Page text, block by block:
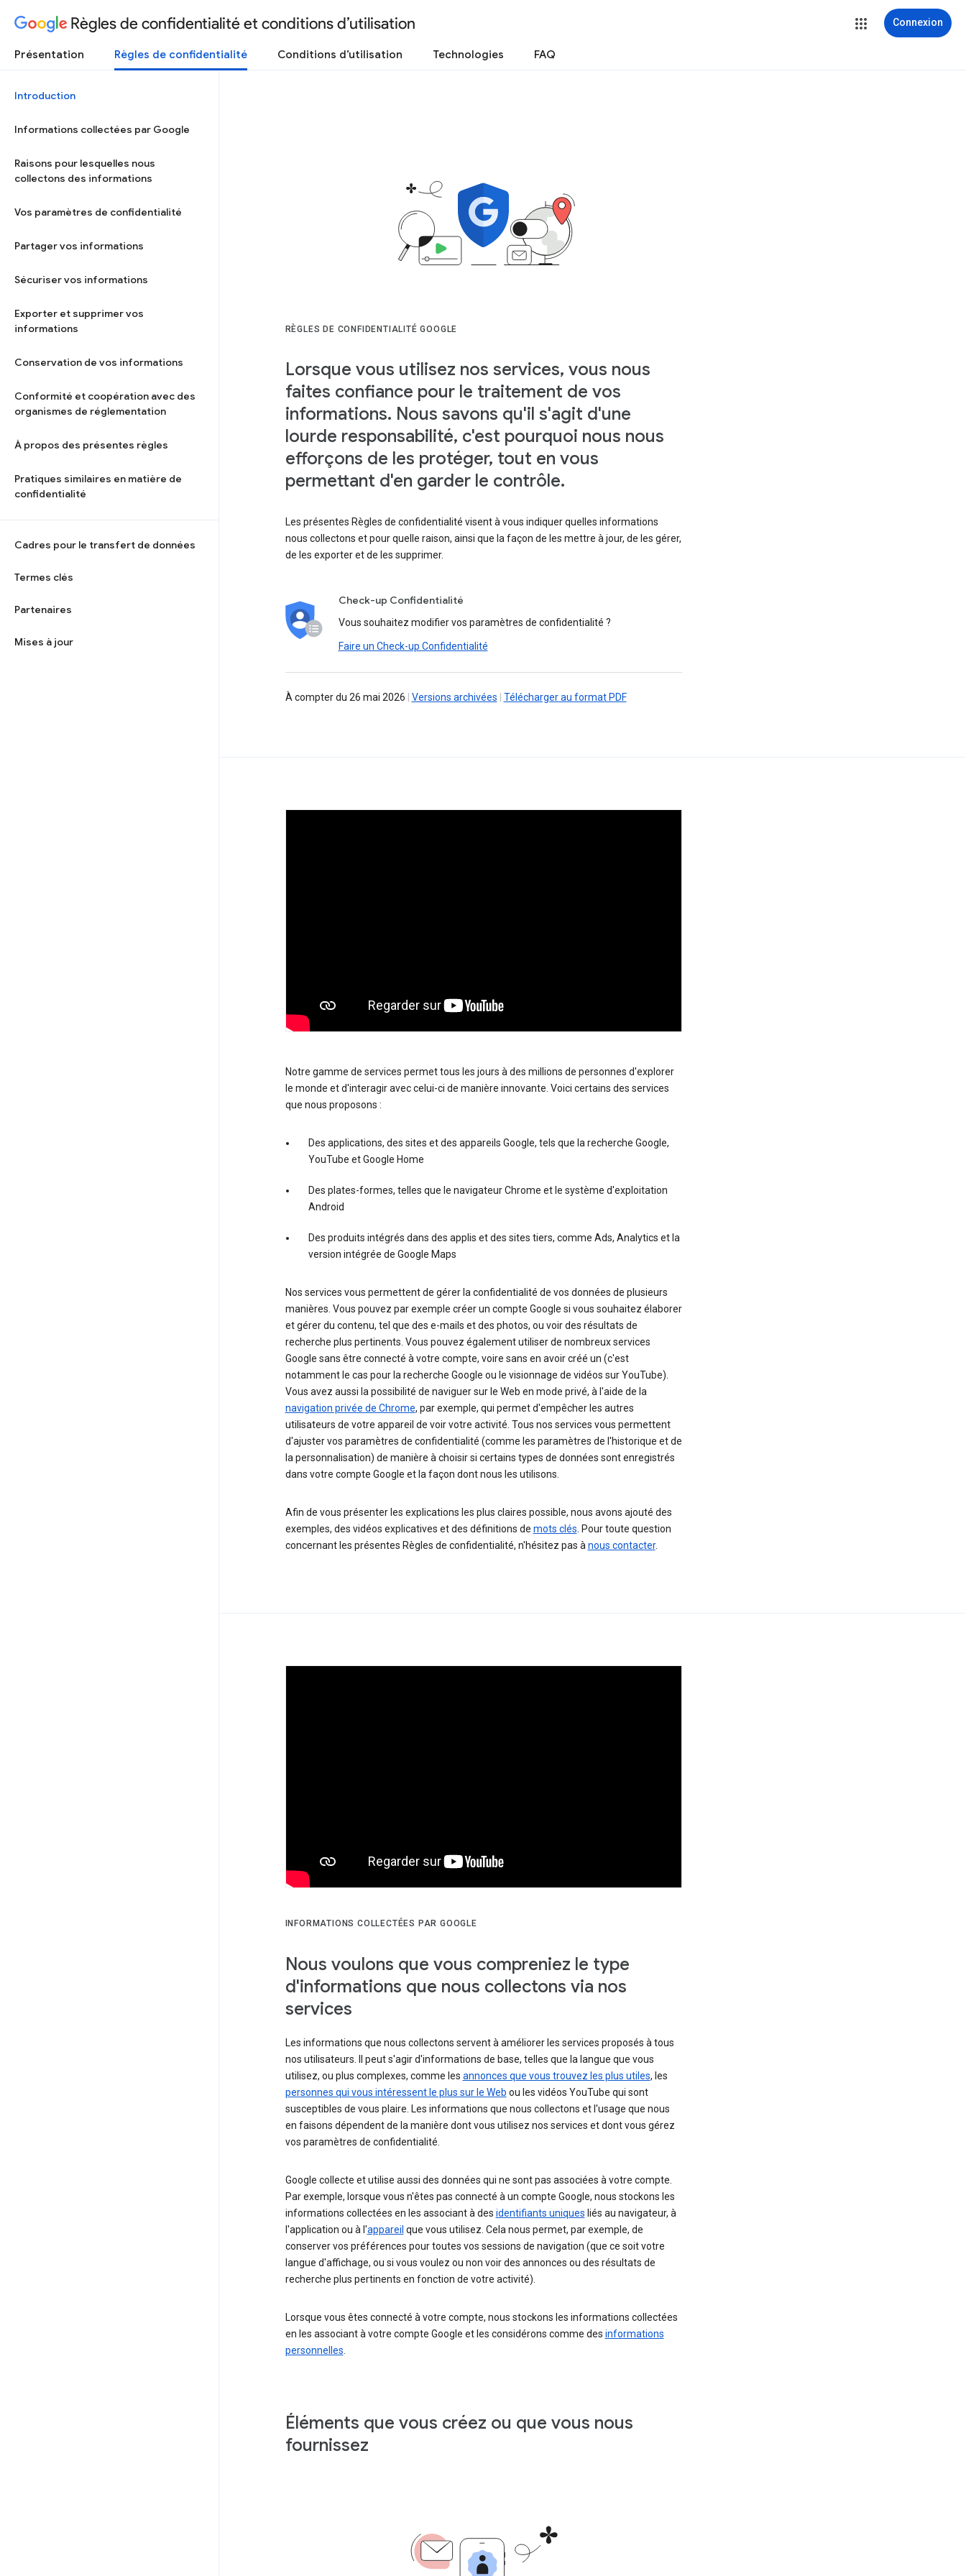
Règles de confidentialité et conditions d’utilisation Connexion
Présentation Règles de confidentialité Conditions d’utilisation Technologies FAQ
Introduction
Informations collectées par Google
Raisons pour lesquelles nous
collectons des informations
Vos paramètres de confidentialité
Partager vos informations
Sécuriser vos informations
Exporter et supprimer vos
informations
Conservation de vos informations
Conformité et coopération avec des
organismes de réglementation
À propos des présentes règles
Pratiques similaires en matière de
confidentialité
Cadres pour le transfert de données
Termes clés
Partenaires
Mises à jour
RÈGLES DE CONFIDENTIALITÉ GOOGLE
Lorsque vous utilisez nos services, vous nous
faites confiance pour le traitement de vos
informations. Nous savons qu'il s'agit d'une
lourde responsabilité, c'est pourquoi nous nous
efforçons de les protéger, tout en vous
permettant d'en garder le contrôle.
Les présentes Règles de confidentialité visent à vous indiquer quelles informations
nous collectons et pour quelle raison, ainsi que la façon de les mettre à jour, de les gérer,
de les exporter et de les supprimer.
Check-up Confidentialité
Vous souhaitez modifier vos paramètres de confidentialité ?
Faire un Check-up Confidentialité
À compter du 26 mai 2026 Versions archivées Télécharger au format PDF
Notre gamme de services permet tous les jours à des millions de personnes d'explorer
le monde et d'interagir avec celui-ci de manière innovante. Voici certains des services
que nous proposons :
Des applications, des sites et des appareils Google, tels que la recherche Google,
YouTube et Google Home
Des plates-formes, telles que le navigateur Chrome et le système d'exploitation
Android
Des produits intégrés dans des applis et des sites tiers, comme Ads, Analytics et la
version intégrée de Google Maps
Nos services vous permettent de gérer la confidentialité de vos données de plusieurs
manières. Vous pouvez par exemple créer un compte Google si vous souhaitez élaborer
et gérer du contenu, tel que des e-mails et des photos, ou voir des résultats de
recherche plus pertinents. Vous pouvez également utiliser de nombreux services
Google sans être connecté à votre compte, voire sans en avoir créé un (c'est
notamment le cas pour la recherche Google ou le visionnage de vidéos sur YouTube).
Vous avez aussi la possibilité de naviguer sur le Web en mode privé, à l'aide de la
navigation privée de Chrome, par exemple, qui permet d'empêcher les autres
utilisateurs de votre appareil de voir votre activité. Tous nos services vous permettent
d'ajuster vos paramètres de confidentialité (comme les paramètres de l'historique et de
la personnalisation) de manière à choisir si certains types de données sont enregistrés
dans votre compte Google et la façon dont nous les utilisons.
Afin de vous présenter les explications les plus claires possible, nous avons ajouté des
exemples, des vidéos explicatives et des définitions de mots clés. Pour toute question
concernant les présentes Règles de confidentialité, n'hésitez pas ànous contacter.
INFORMATIONS COLLECTÉES PAR GOOGLE
Nous voulons que vous compreniez le type
d'informations que nous collectons via nos
services
Les informations que nous collectons servent à améliorer les services proposés à tous
nos utilisateurs. Il peut s'agir d'informations de base, telles que la langue que vous
utilisez, ou plus complexes, comme les annonces que vous trouvez les plus utiles, les
personnes qui vous intéressent le plus sur le Web ou les vidéos YouTube qui sont
susceptibles de vous plaire. Les informations que nous collectons et l'usage que nous
en faisons dépendent de la manière dont vous utilisez nos services et dont vous gérez
vos paramètres de confidentialité.
Google collecte et utilise aussi des données qui ne sont pas associées à votre compte.
Par exemple, lorsque vous n'êtes pas connecté à un compte Google, nous stockons les
informations collectées en les associant à des identifiants uniques liés au navigateur, à
l'application ou à l'appareil que vous utilisez. Cela nous permet, par exemple, de
conserver vos préférences pour toutes vos sessions de navigation (que ce soit votre
langue d'affichage, ou si vous voulez ou non voir des annonces ou des résultats de
recherche plus pertinents en fonction de votre activité).
Lorsque vous êtes connecté à votre compte, nous stockons les informations collectées
en les associant à votre compte Google et les considérons comme des informations
personnelles
Éléments que vous créez ou que vous nous
fournissez